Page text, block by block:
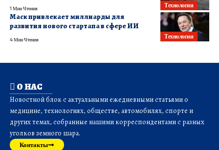
Технологии
1 Мин Чтения
Технологии
Маск привлекает миллиарды для
развития нового стартапа в сфере ИИ
4 Мин Чтения
О НАС
Новостной блок с актуальными ежедневными статьями о
медицине, технологиях, обществе, автомобилях, спорте и
других темах, собранные нашими корреспондентами с разных
уголков земного шара.
Контакты